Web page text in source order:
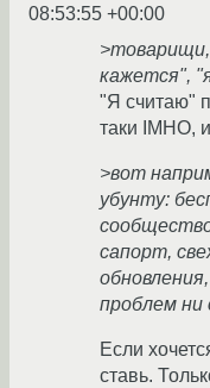
08:53:55 +00:00
кажется",
"Я считаю"
таки IMHO,
>вот
убунту:
сапорт,
проблем ни
Если
ставь.